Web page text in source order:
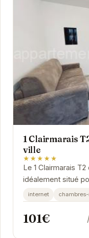
1 Clairmarais
ville
★★★★★
Le 1 Clairmarais
idéalement situé
commerces,
offre...
internet
101€